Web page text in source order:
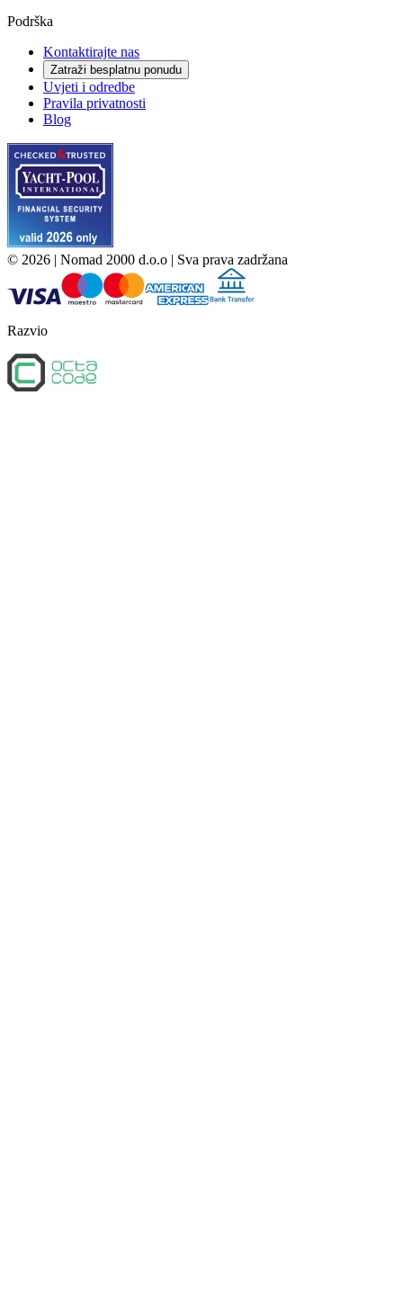
Podrška
Kontaktirajte nas
Zatraži besplatnu ponudu
Uvjeti i odredbe
Pravila privatnosti
Blog
© 2026 | Nomad 2000 d.o.o | Sva prava zadržana
Razvio